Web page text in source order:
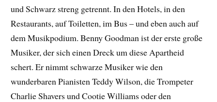
und Schwarz streng getrennt. In den Hotels, in den
Restaurants, auf Toiletten, im Bus – und eben auch auf
dem Musikpodium. Benny Goodman ist der erste große
Musiker, der sich einen Dreck um diese Apartheid
schert. Er nimmt schwarze Musiker wie den
wunderbaren Pianisten Teddy Wilson, die Trompeter
Charlie Shavers und Cootie Williams oder den